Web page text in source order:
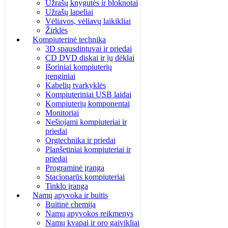
Užrašų knygutės ir bloknotai
Užrašų lapeliai
Vėliavos, vėliavų laikikliai
Žirklės
Kompiuterinė technika
3D spausdintuvai ir priedai
CD DVD diskai ir jų dėklai
Išoriniai kompiuterių
įrenginiai
Kabelių tvarkyklės
Kompiuteriniai USB laidai
Kompiuterių komponentai
Monitoriai
Nešiojami kompiuteriai ir
priedai
Orgtechnika ir priedai
Planšetiniai kompiuteriai ir
priedai
Programinė įranga
Stacionarūs kompiuteriai
Tinklo įranga
Namų apyvoka ir buitis
Buitinė chemija
Namų apyvokos reikmenys
Namų kvapai ir oro gaivikliai